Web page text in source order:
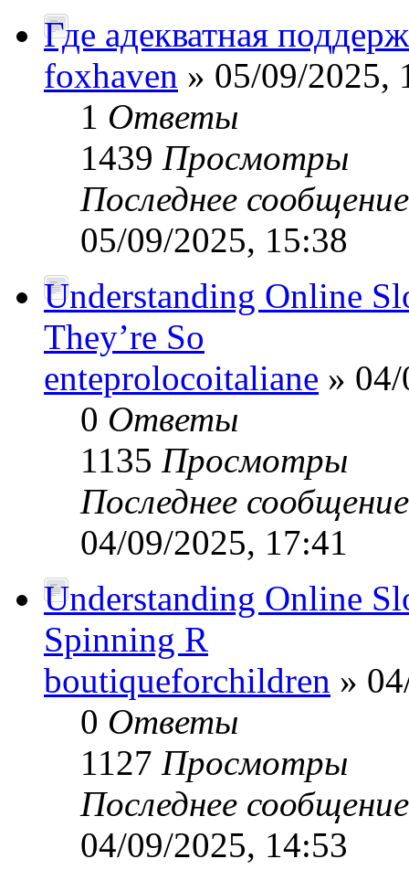
Где адекватная
foxhaven » 05/09/2025,
1 Ответы
1439 Просмотры
Последнее
05/09/2025, 15:38
Understanding Online
They’re So
enteprolocoitaliane »
0 Ответы
1135 Просмотры
Последнее
04/09/2025, 17:41
Understanding Online
Spinning R
boutiqueforchildren »
0 Ответы
1127 Просмотры
Последнее
04/09/2025, 14:53